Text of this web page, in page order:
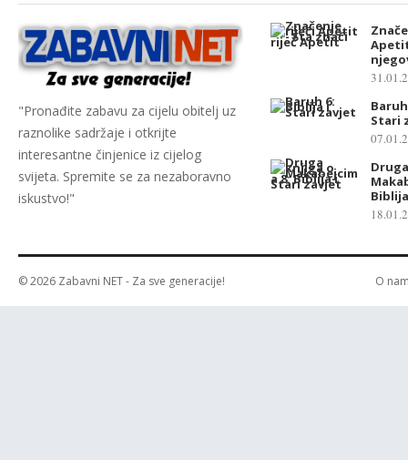
"Pronađite zabavu za cijelu obitelj uz
raznolike sadržaje i otkrijte
interesantne činjenice iz cijelog
svijeta. Spremite se za nezaboravno
iskustvo!"
Stari
© 2026 Zabavni NET- Za sve generacije! O